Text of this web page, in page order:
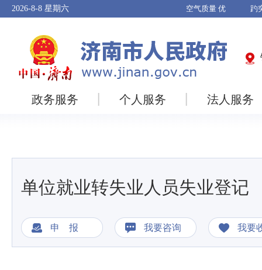
2026-8-8 星期六
政务服务 个人服务 法人服务
单位就业转失业人员失业登记
申 报 我要咨询 我要